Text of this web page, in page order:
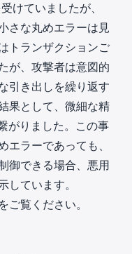
けていましたが、
さな丸めエラーは見
トランザクションご
が、攻撃者は意図的
引き出しを繰り返す
果として、微細な精
がりました。この事
エラーであっても、
御できる場合、悪用
しています。
ご覧ください。